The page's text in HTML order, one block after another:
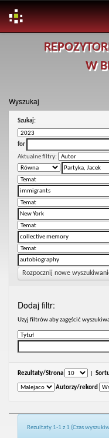
W
Wyszukaj
Szukaj:
for
Aktualne filtry:
Rozpocznij nowe
Dodaj filtr:
Uzyj filtrów aby zagęścić
Rezultaty/Strona
Autorzy/rekord
Rezultaty 1-1 z 1 (Czas